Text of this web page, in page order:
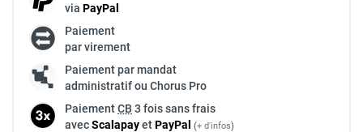
via PayPal
Paiement
par virement
Paiement par mandat
administratif ou Chorus Pro
PaiementCB 3 fois sans frais
avecScalapayetPayPal (+ d'infos)